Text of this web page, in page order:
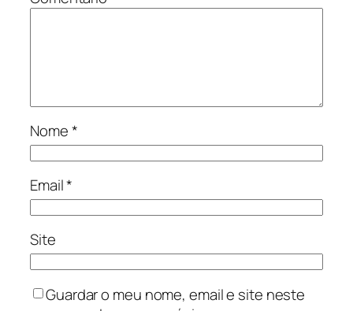
Nome*
Email*
Site
Guardar o meu nome, email e site neste